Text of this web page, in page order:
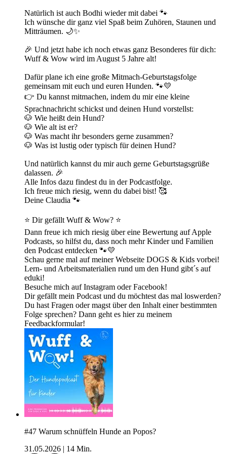
Natürlich ist auch Bodhi wieder mit dabei 🐾
Ich wünsche dir ganz viel Spaß beim Zuhören, Staunen und
Mitträumen. 🌙✨
🎉 Und jetzt habe ich noch etwas ganz Besonderes für dich:
Wuff & Wow wird im August 5 Jahre alt!
Dafür plane ich eine große Mitmach-Geburtstagsfolge
gemeinsam mit euch und euren Hunden. 🐾💛
👉 Du kannst mitmachen, indem du mir eine kleine
Sprachnachricht schickst und deinen Hund vorstellst:
🐶 Wie heißt dein Hund?
🐶 Wie alt ist er?
🐶 Was macht ihr besonders gerne zusammen?
🐶 Was ist lustig oder typisch für deinen Hund?
Und natürlich kannst du mir auch gerne Geburtstagsgrüße
dalassen. 🎉
Alle Infos dazu findest du in der Podcastfolge.
Ich freue mich riesig, wenn du dabei bist! 🥰
Deine Claudia 🐾
⭐ Dir gefällt Wuff & Wow? ⭐
Dann freue ich mich riesig über eine Bewertung auf Apple
Podcasts, so hilfst du, dass noch mehr Kinder und Familien
den Podcast entdecken 🐾💛
Schau gerne mal auf meiner Webseite DOGS & Kids vorbei!
Lern- und Arbeitsmaterialien rund um den Hund gibt´s auf
eduki!
Besuche mich auf Instagram oder Facebook!
Dir gefällt mein Podcast und du möchtest das mal loswerden?
Du hast Fragen oder magst über den Inhalt einer bestimmten
Folge sprechen? Dann geht es hier zu meinem
Feedbackformular!
#47 Warum schnüffeln Hunde an Popos?
31.05.2026
14 Min.